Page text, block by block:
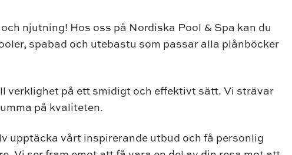
njutning! Hos oss på Nordiska Pool & Spa kan du
spabad och utebastu som passar alla plånböcker
verklighet på ett smidigt och effektivt sätt. Vi strävar
på kvaliteten.
upptäcka vårt inspirerande utbud och få personlig